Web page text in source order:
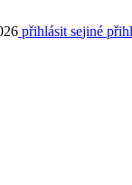
přihlásit sejiné